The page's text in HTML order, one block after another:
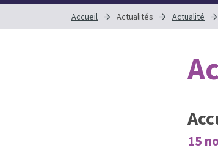
Accueil Actualités Actualité
15